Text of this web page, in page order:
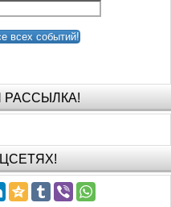
всех событий!
РАССЫЛКА!